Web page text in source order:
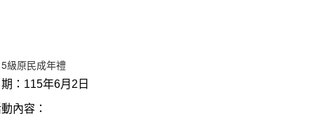
級原民成年禮
： 115年6月2日
內容：